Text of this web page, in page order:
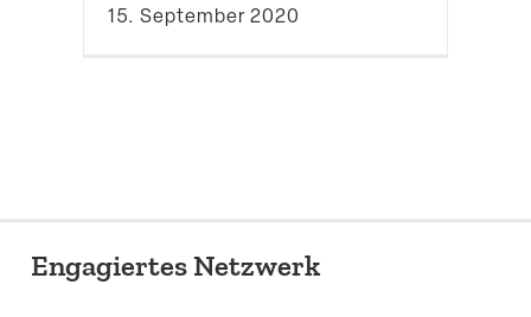
15. September 2020
Engagiertes Netzwerk